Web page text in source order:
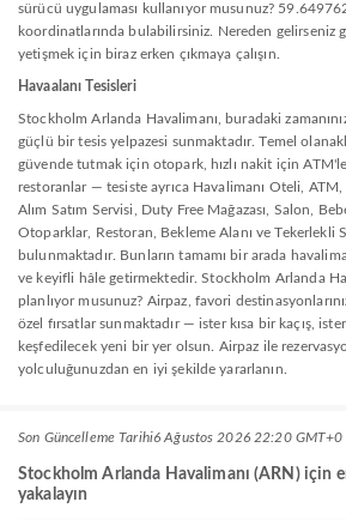
sürücü uygulaması kullanıyor musunuz?
koordinatlarında bulabilirsiniz. Nereden gelirseniz
yetişmek için biraz erken çıkmaya çalışın.
Havaalanı Tesisleri
Stockholm Arlanda Havalimanı, buradaki
güçlü bir tesis yelpazesi sunmaktadır. Temel
güvende tutmak için otopark, hızlı nakit için
restoranlar — tesiste ayrıca Havalimanı Oteli,
Alım Satım Servisi, Duty Free Mağazası, Salon,
Otoparklar, Restoran, Bekleme Alanı ve Tekerlekli
bulunmaktadır. Bunların tamamı bir arada
ve keyifli hâle getirmektedir. Stockholm Arlanda
planlıyor musunuz? Airpaz, favori
özel fırsatlar sunmaktadır — ister kısa bir kaçış,
keşfedilecek yeni bir yer olsun. Airpaz ile
yolculuğunuzdan en iyi şekilde yararlanın.
Son Güncelleme Tarihi6 Ağustos 2026 22:20 GMT+0
Stockholm Arlanda Havalimanı (ARN) için
yakalayın